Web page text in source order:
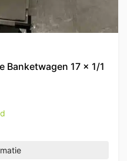
Banketwagen 17 x 1/1